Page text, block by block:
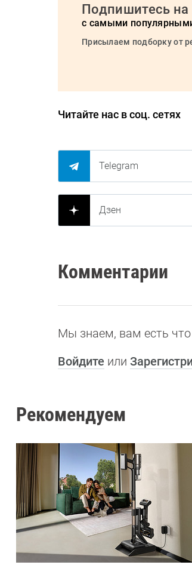
Подпишитесь на
с самыми
Присылаем подборку от
Читайте нас в соц. сетях
Telegram
Дзен
Комментарии
Мы знаем, вам есть что
Войдите или
Рекомендуем